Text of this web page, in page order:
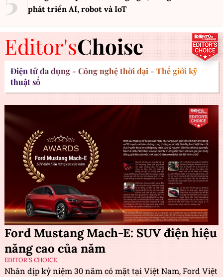
phát triển AI, robot và IoT
Editor'sChoise
Điện tử đa dụng - Công nghệ thời đại - Thế giới kỹ
thuật số
Ford Mustang Mach-E: SUV điện hiệu
năng cao của năm
EDITOR'S CHOICE
Nhân dịp kỷ niệm 30 năm có mặt tại Việt Nam, Ford Việt